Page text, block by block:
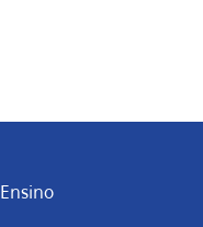
Ensino